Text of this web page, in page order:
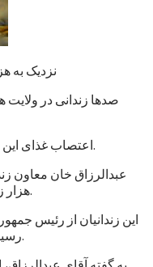
نزدیک به
صدها زندانی در
اعتصاب غذای این زندانیان امروز وارد چهارمین روزش شد.
عبدالرزاق خان معاون
هزار زندانی در این زندان اعتصاب غذایی کردند.
این زندانیان از رئیس
رسیدگی شود و در مجازات شان تخفیف بیاید.